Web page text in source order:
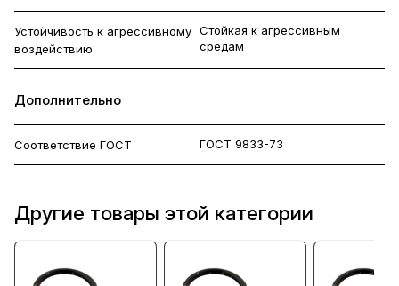
Устойчивость к агрессивному
воздействию
Стойкая к агрессивным
средам
Дополнительно
Соответствие ГОСТ ГОСТ 9833-73
Другие товары этой категории